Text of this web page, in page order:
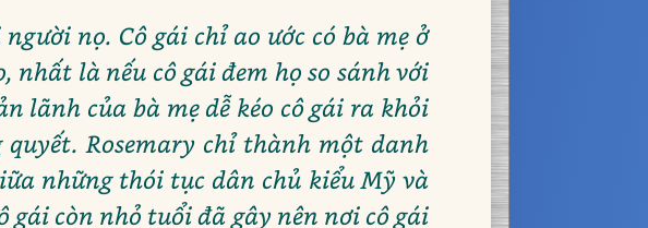
nọ. Cô gái chỉ ao ước có bà mẹ ở
là nếu cô gái đem họ so sánh với
lãnh của bà mẹ dễ kéo cô gái ra khỏi
Rosemary chỉ thành một danh
những thói tục dân chủ kiểu Mỹ và
gái còn nhỏ tuổi đã gây nên nơi cô gái